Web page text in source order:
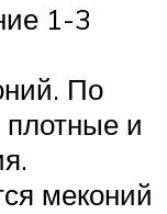
1-3
По
плотные и
меконий